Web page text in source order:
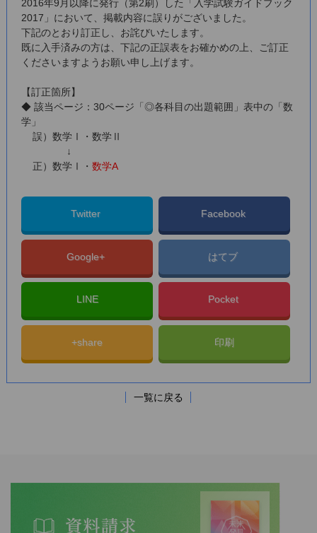
2016年9月以降に発行（第2刷）した「入学試験ガイドブック
2017」において、掲載内容に誤りがございました。
下記のとおり訂正し、お詫びいたします。
既に入手済みの方は、下記の正誤表をお確かめの上、ご訂正
くださいますようお願い申し上げます。
【訂正箇所】
◆ 該当ページ：30ページ「◎各科目の出題範囲」表中の「数
学」
誤）数学Ⅰ・数学Ⅱ
↓
正）数学Ⅰ・ 数学A
Twitter Facebook
Google+ はてブ
LINE Pocket
+share 印刷
一覧に戻る